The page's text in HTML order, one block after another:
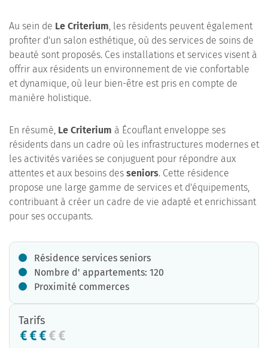
Au sein de Le Criterium, les résidents peuvent également
profiter d'un salon esthétique, où des services de soins de
beauté sont proposés. Ces installations et services visent à
offrir aux résidents un environnement de vie confortable
et dynamique, où leur bien-être est pris en compte de
manière holistique.
En résumé, Le Criterium à Écouflant enveloppe ses
résidents dans un cadre où les infrastructures modernes et
les activités variées se conjuguent pour répondre aux
attentes et aux besoins des seniors. Cette résidence
propose une large gamme de services et d'équipements,
contribuant à créer un cadre de vie adapté et enrichissant
pour ses occupants.
Résidence services seniors
Nombre d' appartements: 120
Proximité commerces
Tarifs